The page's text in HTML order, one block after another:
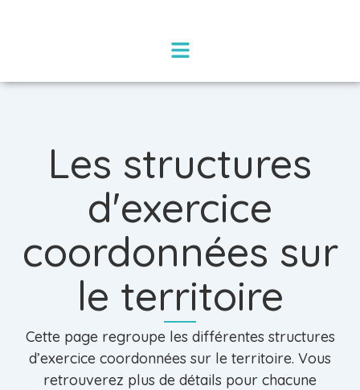
Les structures
d'exercice
coordonnées sur
le territoire
Cette page regroupe les différentes structures
d’exercice coordonnées sur le territoire. Vous
retrouverez plus de détails pour chacune